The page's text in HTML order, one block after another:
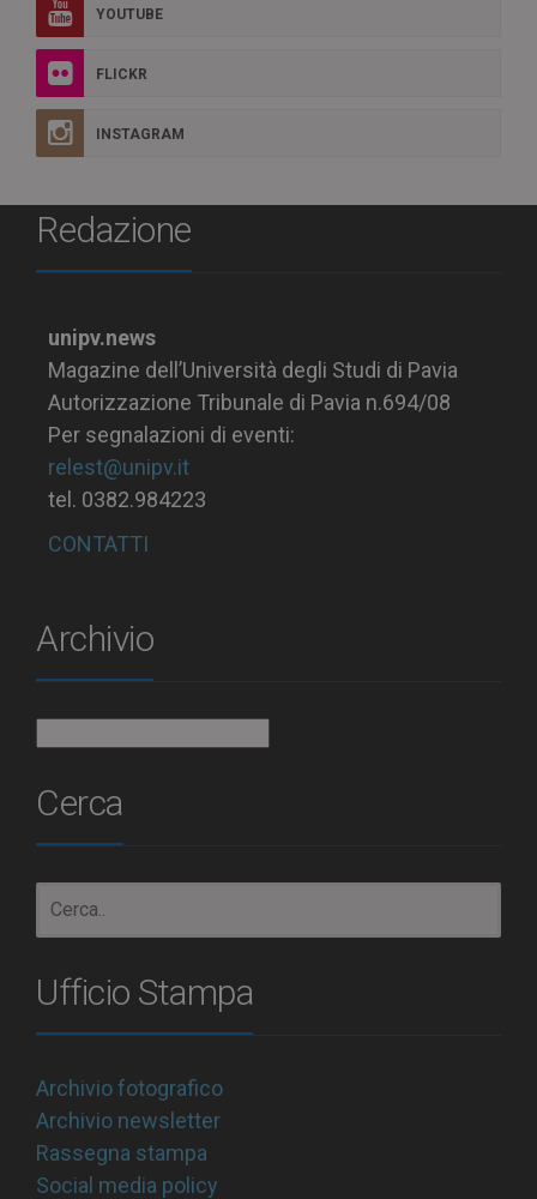
YOUTUBE
FLICKR
INSTAGRAM
Redazione
unipv.news
Magazine dell’Università degli Studi di Pavia
Autorizzazione Tribunale di Pavia n.694/08
Per segnalazioni di eventi:
relest@unipv.it
tel. 0382.984223
CONTATTI
Archivio
Cerca
Ufficio Stampa
Archivio fotografico
Archivio newsletter
Rassegna stampa
Social media policy